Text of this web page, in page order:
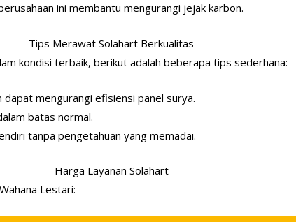
ini membantu mengurangi jejak karbon.
Tips Merawat Solahart Berkualitas
kondisi terbaik, berikut adalah beberapa tips sederhana:
dapat mengurangi efisiensi panel surya.
batas normal.
tanpa pengetahuan yang memadai.
Harga Layanan Solahart
Lestari: